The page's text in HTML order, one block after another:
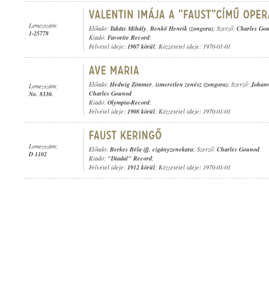
Lemezszám:
1-25778
Előadó: Takáts Mihály, Benkő Henrik (zongora); Szerző: Charles
Kiadó: Favorite Record;
Felvétel ideje: 1907 körül; Közzététel ideje: 1970-01-01
Lemezszám:
No. 8330.
Előadó: Hedwig Zimmer, ismeretlen zenész (zongora); Szerző:
Charles Gounod
Kiadó: Olympia-Record;
Felvétel ideje: 1908 körül; Közzététel ideje: 1970-01-01
Lemezszám:
D 1102
Előadó: Berkes Béla ifj. cigányzenekara; Szerző: Charles Gounod
Kiadó: "Diadal" Record;
Felvétel ideje: 1912 körül; Közzététel ideje: 1970-01-01